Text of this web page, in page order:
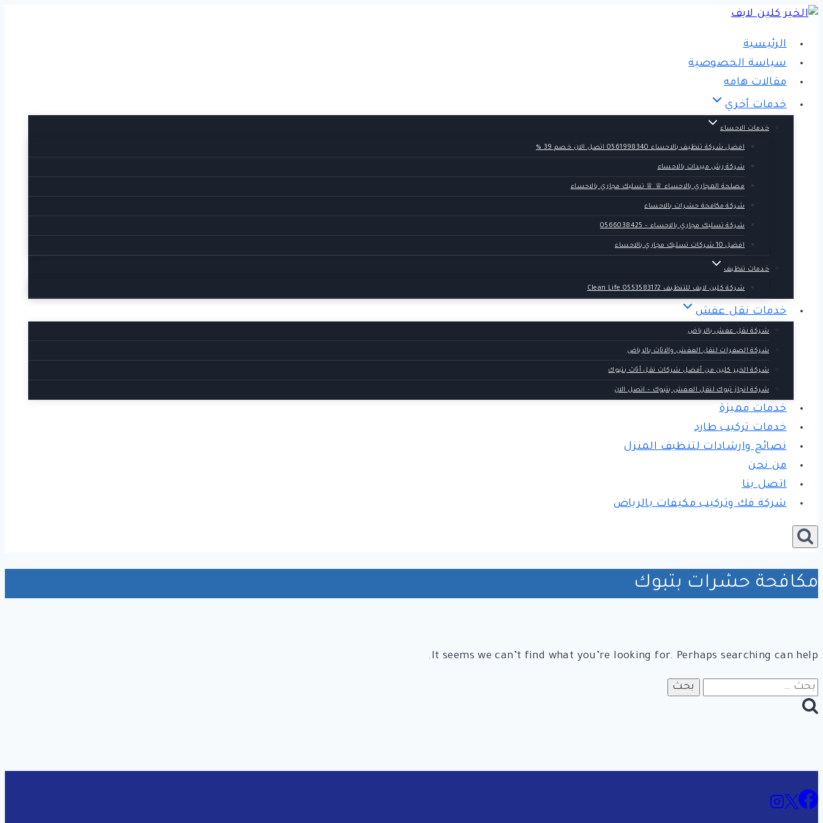
التجاوز
المحتوى
الرئيسية
سياسة الخصوصية
مقالات هامه
خدمات أخري
خدمات الاحساء
افضل شركة تنظيف بالاحساء 0561998340 اتصل الان خصم 39 %
شركة رش مبيدات بالاحساء
مصلحة المجاري بالاحساء ♕ ♕ تسليك مجاري بالاحساء
شركة مكافحة حشرات بالاحساء
شركة تسليك مجاري بالاحساء – 0566038425
افضل 10 شركات تسليك مجاري بالاحساء
خدمات تنظيف
شركة كلين لايف للتنظيف 0553583172 Clean Life
خدمات نقل عفش
شركة نقل عفش بالرياض
شركة الصفرات لنقل العفش والاثاث بالرياض
شركة الخير كلين من أفضل شركات نقل أثاث بتبوك
شركة انجاز تبوك لنقل العفش بتبوك – اتصل الان
خدمات مميزة
خدمات تركيب طارد
نصائح وارشادات لتنظيف المنزل
من نحن
اتصل بنا
شركة فك وتركيب مكيفات بالرياض
مكافحة حشرات بتبوك
It seems we can’t find what you’re looking for. Perhaps searching can help.
البحث
عن: